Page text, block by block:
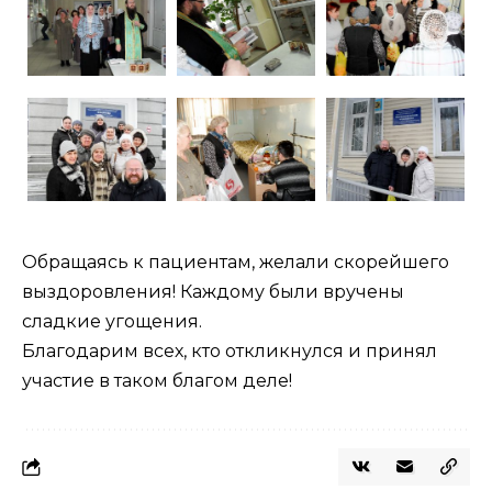
Обращаясь к пациентам, желали скорейшего
выздоровления! Каждому были вручены
сладкие угощения.
Благодарим всех, кто откликнулся и принял
участие в таком благом деле!